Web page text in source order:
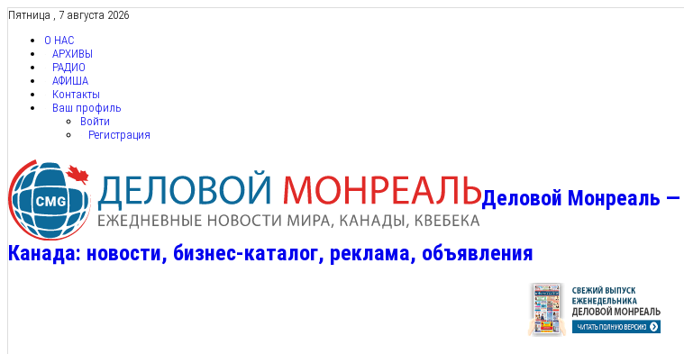
Пятница , 7 августа 2026
О НАС
АРХИВЫ
РАДИО
АФИША
Контакты
Ваш профиль
Войти
Регистрация
Деловой Монреаль
Канада: новости, бизнес-каталог, реклама, объявления